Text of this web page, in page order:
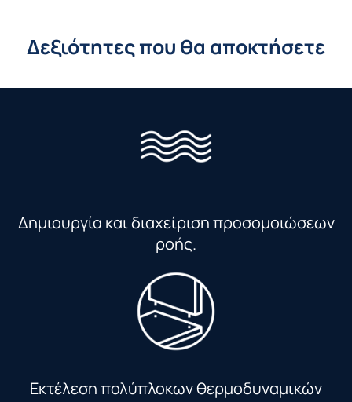
Δεξιότητες που θα αποκτήσετε
Δημιουργία και διαχείριση προσομοιώσεων
ροής.
Εκτέλεση πολύπλοκων θερμοδυναμικών